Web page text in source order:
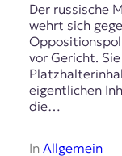
Der russische
wehrt sich
vor Gericht.
eigentlichen
die…
In Allgemein